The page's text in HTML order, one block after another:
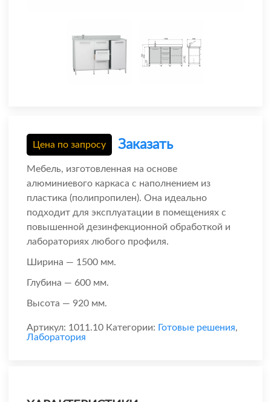
Цена по запросу Заказать
Мебель, изготовленная на основе
алюминиевого каркаса с наполнением из
пластика (полипропилен). Она идеально
подходит для эксплуатации в помещениях с
повышенной дезинфекционной обработкой и
лабораториях любого профиля.
Ширина — 1500 мм.
Глубина — 600 мм.
Высота — 920 мм.
Артикул: 1011.10 Категории: Готовые решения,
Лаборатория